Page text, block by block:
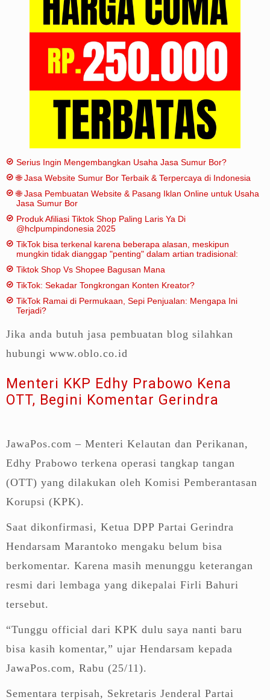
Serius Ingin Mengembangkan Usaha Jasa Sumur Bor?
🌐 Jasa Website Sumur Bor Terbaik & Terpercaya di Indonesia
🌐 Jasa Pembuatan Website & Pasang Iklan Online untuk Usaha
Jasa Sumur Bor
Produk Afiliasi Tiktok Shop Paling Laris Ya Di
@hclpumpindonesia 2025
TikTok bisa terkenal karena beberapa alasan, meskipun
mungkin tidak dianggap "penting" dalam artian tradisional:
Tiktok Shop Vs Shopee Bagusan Mana
TikTok: Sekadar Tongkrongan Konten Kreator?
TikTok Ramai di Permukaan, Sepi Penjualan: Mengapa Ini
Terjadi?
Jika anda butuh jasa pembuatan blog silahkan
hubungi www.oblo.co.id
Menteri KKP Edhy Prabowo Kena
OTT, Begini Komentar Gerindra
JawaPos.com – Menteri Kelautan dan Perikanan,
Edhy Prabowo terkena operasi tangkap tangan
(OTT) yang dilakukan oleh Komisi Pemberantasan
Korupsi (KPK).
Saat dikonfirmasi, Ketua DPP Partai Gerindra
Hendarsam Marantoko mengaku belum bisa
berkomentar. Karena masih menunggu keterangan
resmi dari lembaga yang dikepalai Firli Bahuri
tersebut.
“Tunggu official dari KPK dulu saya nanti baru
bisa kasih komentar,” ujar Hendarsam kepada
JawaPos.com, Rabu (25/11).
Sementara terpisah, Sekretaris Jenderal Partai
Sitemap